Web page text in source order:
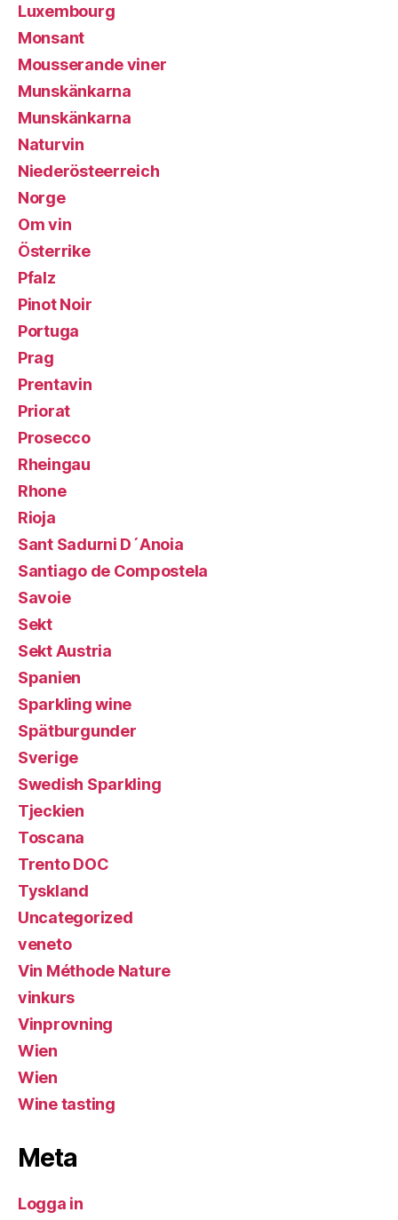
Luxembourg
Monsant
Mousserande viner
Munskänkarna
Munskänkarna
Naturvin
Niederösteerreich
Norge
Om vin
Österrike
Pfalz
Pinot Noir
Portuga
Prag
Prentavin
Priorat
Prosecco
Rheingau
Rhone
Rioja
Sant Sadurni D´Anoia
Santiago de Compostela
Savoie
Sekt
Sekt Austria
Spanien
Sparkling wine
Spätburgunder
Sverige
Swedish Sparkling
Tjeckien
Toscana
Trento DOC
Tyskland
Uncategorized
veneto
Vin Méthode Nature
vinkurs
Vinprovning
Wien
Wien
Wine tasting
Meta
Logga in